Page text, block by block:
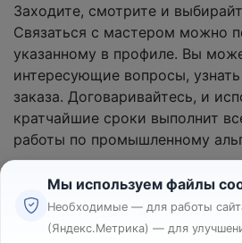
Заходите, смотрите и
Связаться с мастером можно
указанному в профиле. Вы
интересующие вопросы,
заказа. Договаривайтесь, и
кратчайшие сроки выполнит
работы по промышленному
Реклама
Мы используем файлы
Необходимые — для работы
(Яндекс.Метрика) — для